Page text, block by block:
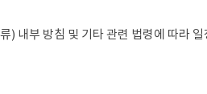
내부 방침 및 기타 관련 법령에 따라